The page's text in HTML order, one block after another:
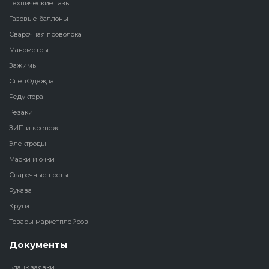
Технические газы
Газовые баллоны
Сварочная проволока
Манометры
Зажимы
СпецОдежда
Редуктора
Резаки
ЗИП и крепеж
Электроды
Маски и очки
Сварочные посты
Рукава
Круги
Товары маркетплейсов
Документы